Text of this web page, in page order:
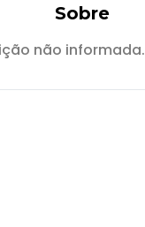
Sobre
não informada.